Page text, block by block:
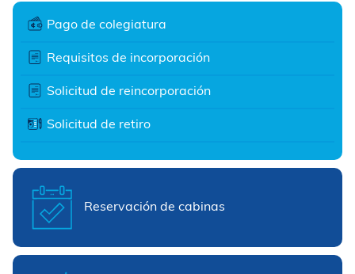
Pago de colegiatura
Requisitos de incorporación
Solicitud de reincorporación
Solicitud de retiro
Reservación de cabinas